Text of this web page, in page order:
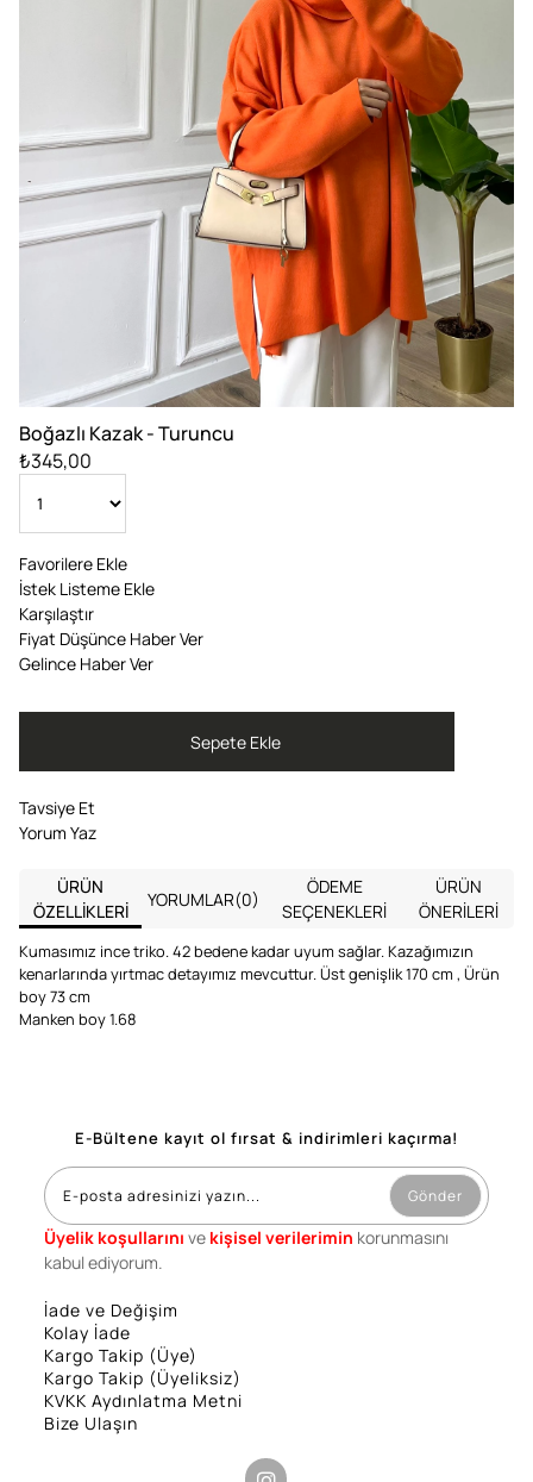
Boğazlı Kazak - Turuncu
₺345,00
Favorilere Ekle
İstek Listeme Ekle
Karşılaştır
Fiyat Düşünce Haber Ver
Gelince Haber Ver
Tavsiye Et
Yorum Yaz
ÜRÜN
ÖZELLIKLERI
YORUMLAR(0)
ÖDEME
SEÇENEKLERI
ÜRÜN
ÖNERILERI
Kumasımız ince triko. 42 bedene kadar uyum sağlar. Kazağımızın
kenarlarında yırtmac detayımız mevcuttur. Üst genişlik 170 cm , Ürün
boy 73 cm
Manken boy 1.68
E-Bültene kayıt ol fırsat & indirimleri kaçırma!
Gönder
Üyelik koşullarını ve kişisel verilerimin korunmasını
kabul ediyorum.
İade ve Değişim
Kolay İade
Kargo Takip (Üye)
Kargo Takip (Üyeliksiz)
KVKK Aydınlatma Metni
Bize Ulaşın